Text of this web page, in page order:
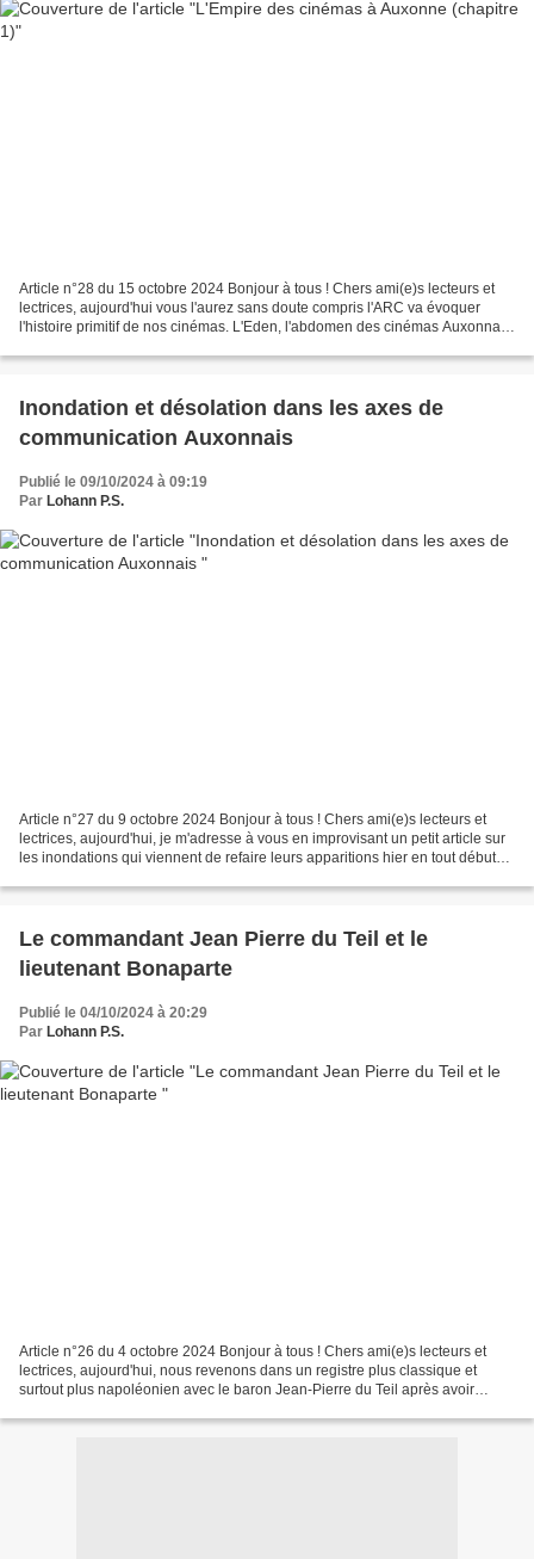
Article n°28 du 15 octobre 2024 Bonjour à tous ! Chers ami(e)s lecteurs et
lectrices, aujourd'hui vous l'aurez sans doute compris l'ARC va évoquer
l'histoire primitif de nos cinémas. L'Eden, l'abdomen des cinémas Auxonnais
Inondation et désolation dans les axes de
communication Auxonnais
Publié le 09/10/2024 à 09:19
Par Lohann P.S.
Article n°27 du 9 octobre 2024 Bonjour à tous ! Chers ami(e)s lecteurs et
lectrices, aujourd'hui, je m'adresse à vous en improvisant un petit article sur
les inondations qui viennent de refaire leurs apparitions hier en tout début
Le commandant Jean Pierre du Teil et le
lieutenant Bonaparte
Publié le 04/10/2024 à 20:29
Par Lohann P.S.
Article n°26 du 4 octobre 2024 Bonjour à tous ! Chers ami(e)s lecteurs et
lectrices, aujourd'hui, nous revenons dans un registre plus classique et
surtout plus napoléonien avec le baron Jean-Pierre du Teil après avoir